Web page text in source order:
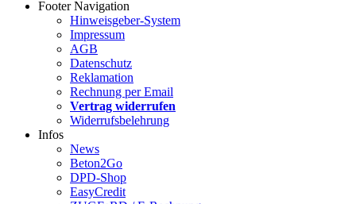
Footer Navigation
Hinweisgeber-System
Impressum
AGB
Datenschutz
Reklamation
Rechnung per Email
Vertrag widerrufen
Widerrufsbelehrung
Infos
News
Beton2Go
DPD-Shop
EasyCredit